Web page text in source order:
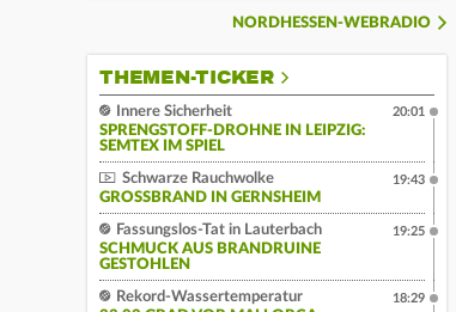
NORDHESSEN-WEBRADIO
THEMEN-TICKER
Innere Sicherheit
SPRENGSTOFF-DROHNE IN LEIPZIG:
SEMTEX IM SPIEL
20:01
Schwarze Rauchwolke
GROSSBRAND IN GERNSHEIM
19:43
Fassungslos-Tat in Lauterbach
SCHMUCK AUS BRANDRUINE
GESTOHLEN
19:25
Rekord-Wassertemperatur
18:29